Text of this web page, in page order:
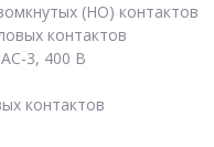
(НО) контактов
контактов
3, 400 В
контактов